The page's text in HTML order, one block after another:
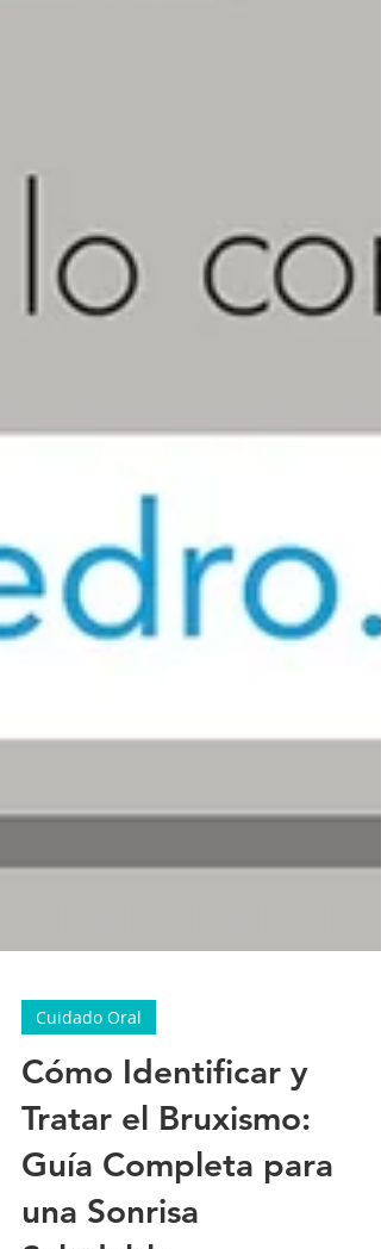
Cuidado Oral
Cómo Identificar y
Tratar el Bruxismo:
Guía Completa para